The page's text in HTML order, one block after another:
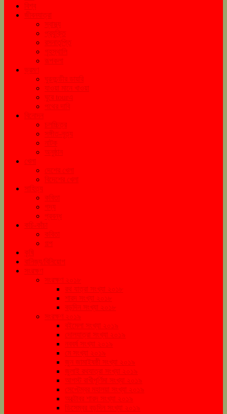
বিশ্ব
জীবনযাত্রা
স্বাস্থ্য
প্রযুক্তি
রসনাতৃপ্তি
গৃহস্থালি
রূপকলা
ভ্রমণ
ঘুরনচন্ডীর ডায়রি
যাওয়া মানে খাওয়া
ঘুরে tourএ
পথের দাবি
বিনোদন
চলচ্চিত্র
সঙ্গীত-নৃত্য
নাটক
অনুষ্ঠান
খেলা
দেশের খেলা
বিদেশের খেলা
সাহিত্য
কবিতা
গদ্য
প্রবন্ধ
কচি-কাঁচা
কবিতা
গল্প
কৃষি
বানিজ্য/বিনিয়োগ
সংরক্ষণ
সংরক্ষণ ২০১৮
রথ যাত্রা সংখ্যা ২০১৮
শারদ সংখ্যা ২০১৮
বড়দিন সংখ্যা ২০১৮
সংরক্ষণ ২০১৯
বইমেলা সংখ্যা ২০১৯
দোলযাত্রা সংখ্যা ২০১৯
নববর্ষ সংখ্যা ২০১৯
মে সংখ্যা ২০১৯
জুন জামাইষষ্ঠী সংখ্যা ২০১৯
জুলাই রথযাত্রা সংখ্যা ২০১৯
আগস্ট রাখীপূর্ণিমা সংখ্যা ২০১৯
সেপ্টেম্বর মহালয়া সংখ্যা ২০১৯
অক্টোবর শারদ সংখ্যা ২০১৯
ডিসেম্বর বড়দিন সংখ্যা ২০১৯